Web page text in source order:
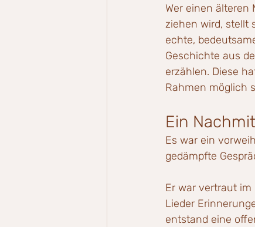
Wer einen
ziehen wird, stellt
echte,
Geschichte aus
erzählen. Diese
Rahmen möglich
Ein
Es war ein
gedämpfte
Er war vertraut
Lieder
entstand eine